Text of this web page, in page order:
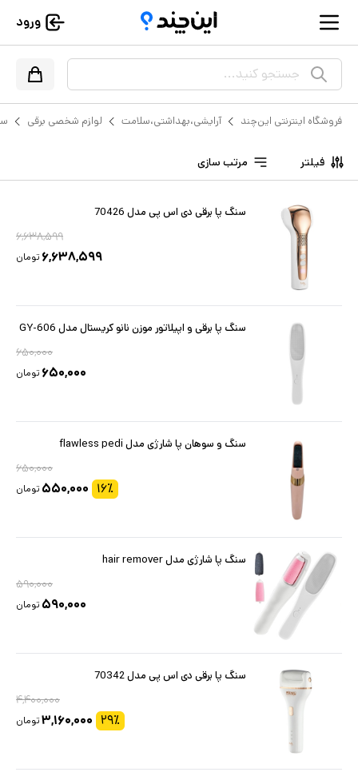
ورود
جستجو کنید...
فروشگاه اینترنتی این‌چند آرایشی،بهداشتی،سلامت لوازم شخصی برقی
فیلتر مرتب سازی
سنگ پا برقی دی اس پی مدل 70426
۶,۶۳۸,۵۹۹
۶,۶۳۸,۵۹۹ تومان
سنگ پا برقی و اپیلاتور موزن نانو کریستال مدل GY-606
۶۵۰,۰۰۰
۶۵۰,۰۰۰ تومان
سنگ و سوهان پا شارژی مدل flawless pedi
۶۵۰,۰۰۰
۱۶٪ ۵۵۰,۰۰۰ تومان
سنگ پا شارژی مدل hair remover
۵۹۰,۰۰۰
۵۹۰,۰۰۰ تومان
سنگ پا برقی دی اس پی مدل 70342
۴,۴۰۰,۰۰۰
۲۹٪ ۳,۱۶۰,۰۰۰تومان